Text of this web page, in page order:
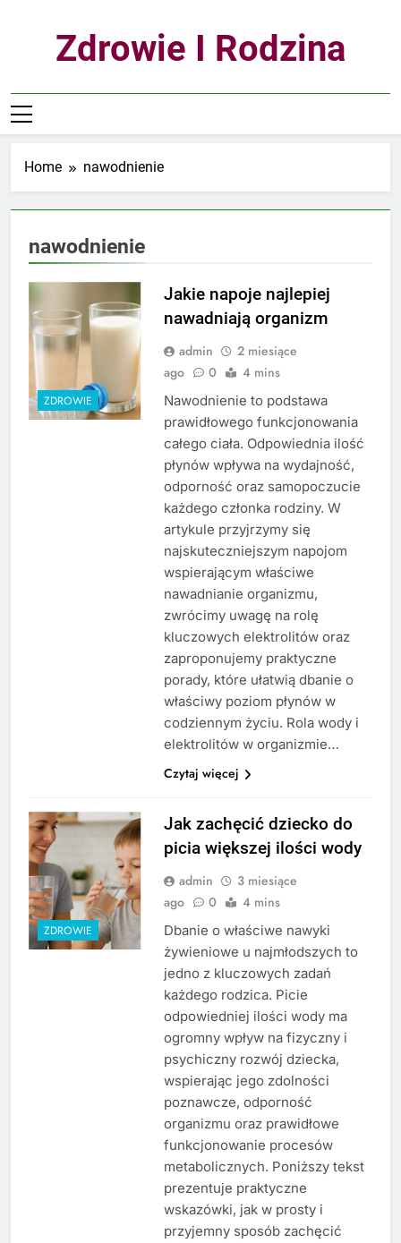
Zdrowie I Rodzina
Home nawodnienie
nawodnienie
ZDROWIE
Jakie napoje najlepiej
nawadniają organizm
admin
2 miesiące
ago
0 4 mins
Nawodnienie to podstawa
prawidłowego funkcjonowania
całego ciała. Odpowiednia ilość
płynów wpływa na wydajność,
odporność oraz samopoczucie
każdego członka rodziny. W
artykule przyjrzymy się
najskuteczniejszym napojom
wspierającym właściwe
nawadnianie organizmu,
zwrócimy uwagę na rolę
kluczowych elektrolitów oraz
zaproponujemy praktyczne
porady, które ułatwią dbanie o
właściwy poziom płynów w
codziennym życiu. Rola wody i
elektrolitów w organizmie…
Czytaj więcej
ZDROWIE
Jak zachęcić dziecko do
picia większej ilości wody
admin
3 miesiące
ago
0 4 mins
Dbanie o właściwe nawyki
żywieniowe u najmłodszych to
jedno z kluczowych zadań
każdego rodzica. Picie
odpowiedniej ilości wody ma
ogromny wpływ na fizyczny i
psychiczny rozwój dziecka,
wspierając jego zdolności
poznawcze, odporność
organizmu oraz prawidłowe
funkcjonowanie procesów
metabolicznych. Poniższy tekst
prezentuje praktyczne
wskazówki, jak w prosty i
przyjemny sposób zachęcić